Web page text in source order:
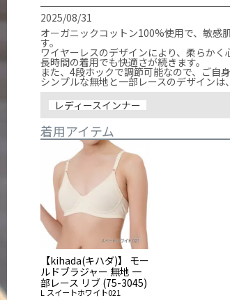
2025/08/31
オーガニックコットン100%使用で、敏感
す。
ワイヤーレスのデザインにより、柔らかく
長時間の着用でも快適さが続きます。
また、4段ホックで調節可能なので、ご自
シンプルな無地と一部レースのデザイン
レディースインナー
着用アイテム
【kihada(キハダ)】 モー
ルドブラジャー 無地 一
部レース リブ (75-3045)
L スイートホワイト021